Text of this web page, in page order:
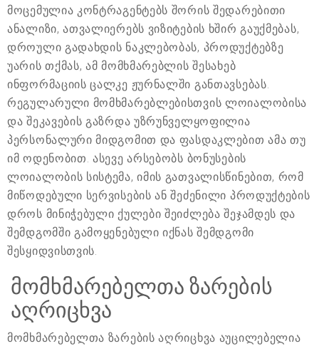
მოცემულია კონტრაგენტებს შორის შედარებითი
ანალიზი, ათვალიერებს ვიზიტების ხშირ გაუქმებას,
დროული გადახდის ნაკლებობას, პროდუქტებზე
უარის თქმას, ამ მომხმარებლის შესახებ
ინფორმაციის ცალკე ჟურნალში განთავსებას.
რეგულარული მომხმარებლებისთვის ლოიალობისა
და შეკავების გაზრდა უზრუნველყოფილია
პერსონალური მიდგომით და ფასდაკლებით ამა თუ
იმ ოდენობით. ასევე არსებობს ბონუსების
ლოიალობის სისტემა, იმის გათვალისწინებით, რომ
მიწოდებული სერვისების ან შეძენილი პროდუქტების
დროს მინიჭებული ქულები შეიძლება შეჯამდეს და
შემდგომში გამოყენებული იქნას შემდგომი
შესყიდვისთვის.
მომხმარებელთა ზარების
აღრიცხვა
მომხმარებელთა ზარების აღრიცხვა აუცილებელია